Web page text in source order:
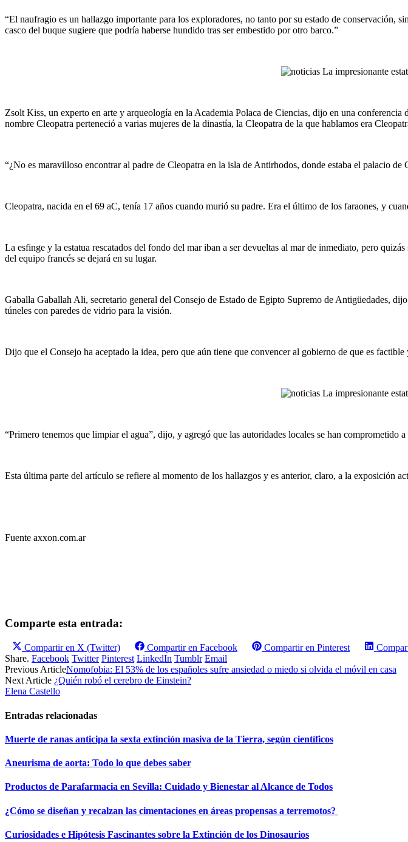
“El naufragio es un hallazgo importante para los exploradores, no tanto por su estado de
casco del buque sugiere que podría haberse hundido tras ser embestido por otro barco.”
Zsolt Kiss, un experto en arte y arqueología en la Academia Polaca de Ciencias, dijo en una
nombre Cleopatra perteneció a varias mujeres de la dinastía, la Cleopatra de la que hablamos era
“¿No es maravilloso encontrar al padre de Cleopatra en la isla de Antirhodos, donde estaba el palacio de
Cleopatra, nacida en el 69 aC, tenía 17 años cuando murió su padre. Era el último de los faraones, y
La esfinge y la estatua rescatados del fondo del mar iban a ser devueltas al mar de inmediato, pero
del equipo francés se dejará en su lugar.
Gaballa Gaballah Ali, secretario general del Consejo de Estado de Egipto Supremo de Antigüedades,
túneles con paredes de vidrio para la visión.
Dijo que el Consejo ha aceptado la idea, pero que aún tiene que convencer al gobierno de que es
“Primero tenemos que limpiar el agua”, dijo, y agregó que las autoridades locales se han
Esta última parte del artículo se refiere al momento de los hallazgos y es anterior, claro, a la exposición
Fuente axxon.com.ar
Comparte esta entrada:
Compartir en X (Twitter) Compartir en Facebook Compartir en Pinterest
Share. Facebook Twitter Pinterest LinkedIn Tumblr Email
Previous ArticleNomofobia: El 53% de los españoles sufre ansiedad o miedo si olvida el móvil en casa
Next Article ¿Quién robó el cerebro de Einstein?
Elena Castello
Entradas relacionadas
Muerte de ranas anticipa la sexta extinción masiva de la Tierra, según científicos
Aneurisma de aorta: Todo lo que debes saber
Productos de Parafarmacia en Sevilla: Cuidado y Bienestar al Alcance de Todos
¿Cómo se diseñan y recalzan las cimentaciones en áreas propensas a terremotos?
Curiosidades e Hipótesis Fascinantes sobre la Extinción de los Dinosaurios